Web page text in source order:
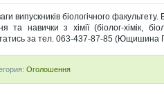
випускників біологічного
та навички з хімії (біолог-хімік,
за тел. 063-437-87-85 (Ющишина
Оголошення